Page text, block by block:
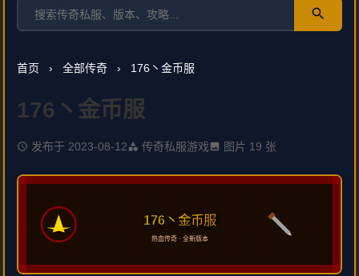
search
首页 › 全部传奇 › 176丶金币服
176丶金币服
schedule 发布于 2023-08-12 category 传奇私服游戏 image 图片 19 张
176丶金币服
热血传奇 · 全新版本